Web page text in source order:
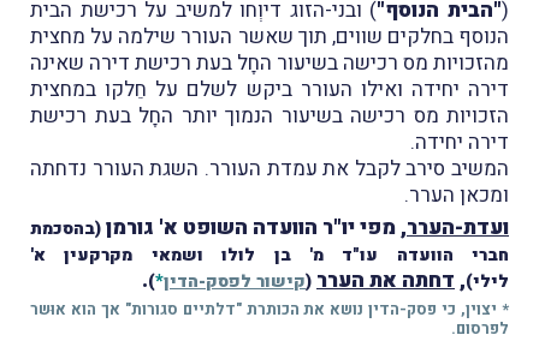
("הבית הנוסף") ובני-הזוג דיוְחו למשיב על רכישת הבית
הנוסף בחלקים שווים, תוך שאשר העורר שילמה על מחצית
מהזכויות מס רכישה בשיעור החָל בעת רכישת דירה שאינה
דירה יחידה ואילו העורר ביקש לשלם על חֵלקו במחצית
הזכויות מס רכישה בשיעור הנמוך יותר החָל בעת רכישת
דירה יחידה.
המשיב סירב לקבל את עמדת העורר. השגת העורר נדחתה
ומכאן הערר.
ועדת-הערר, מפי יו"ר הוועדה השופט א' גורמן(בהסכמת
חברי הוועדה עו"ד מ' בן לולו ושמאי מקרקעין א'
לילי),דחתה את הערר(קישור לפסק-הדין*
)
.
* יצוין, כי פסק-הדין נושא את הכותרת "דלתיים סגורות" אך הוא אוּשר
לפרסום.